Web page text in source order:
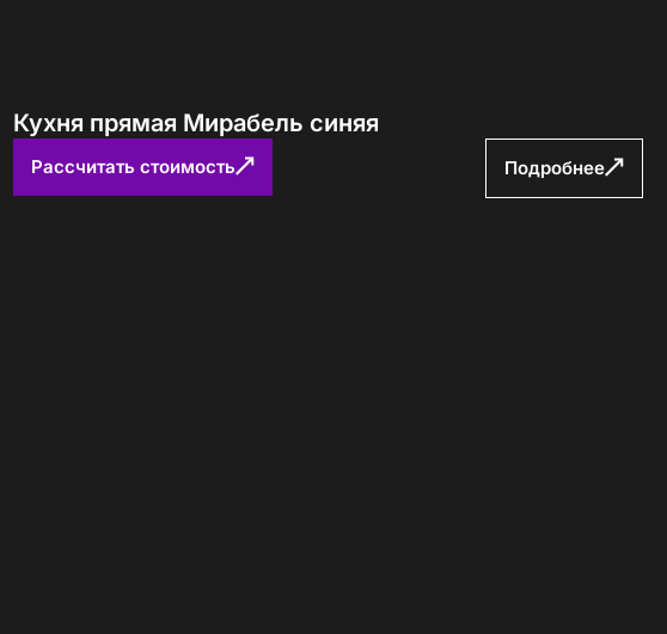
Кухня прямая Мирабель синяя
Рассчитать стоимость Подробнее